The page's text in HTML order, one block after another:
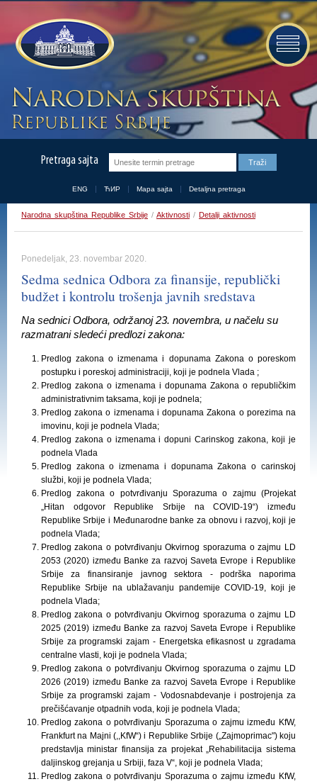
Pretraga sajta
ENG ЋИР Mapa sajta Detaljna pretraga
Narodna skupština Republike Srbije / Aktivnosti / Detalji aktivnosti
Ponedeljak, 23. novembar 2020.
Sedma sednica Odbora za finansije, republički
budžet i kontrolu trošenja javnih sredstava
Na sednici Odbora, održanoj 23. novembra, u načelu su
razmatrani sledeći predlozi zakona:
Predlog zakona o izmenama i dopunama Zakona o poreskom
postupku i poreskoj administraciji, koji je podnela Vlada ;
Predlog zakona o izmenama i dopunama Zakona o republičkim
administrativnim taksama, koji je podnela;
Predlog zakona o izmenama i dopunama Zakona o porezima na
imovinu, koji je podnela Vlada;
Predlog zakona o izmenama i dopuni Carinskog zakona, koji je
podnela Vlada
Predlog zakona o izmenama i dopunama Zakona o carinskoj
službi, koji je podnela Vlada;
Predlog zakona o potvrđivanju Sporazuma o zajmu (Projekat
„Hitan odgovor Republike Srbije na COVID-19“) između
Republike Srbije i Međunarodne banke za obnovu i razvoj, koji je
podnela Vlada;
Predlog zakona o potvrđivanju Okvirnog sporazuma o zajmu LD
2053 (2020) između Banke za razvoj Saveta Evrope i Republike
Srbije za finansiranje javnog sektora - podrška naporima
Republike Srbije na ublažavanju pandemije COVID-19, koji je
podnela Vlada;
Predlog zakona o potvrđivanju Okvirnog sporazuma o zajmu LD
2025 (2019) između Banke za razvoj Saveta Evrope i Republike
Srbije za programski zajam - Energetska efikasnost u zgradama
centralne vlasti, koji je podnela Vlada;
Predlog zakona o potvrđivanju Okvirnog sporazuma o zajmu LD
2026 (2019) između Banke za razvoj Saveta Evrope i Republike
Srbije za programski zajam - Vodosnabdevanje i postrojenja za
prečišćavanje otpadnih voda, koji je podnela Vlada;
Predlog zakona o potvrđivanju Sporazuma o zajmu između KfW,
Frankfurt na Majni (,,KfW“) i Republike Srbije („Zajmoprimac") koju
predstavlja ministar finansija za projekat „Rehabilitacija sistema
daljinskog grejanja u Srbiji, faza V“, koji je podnela Vlada;
Predlog zakona o potvrđivanju Sporazuma o zajmu između KfW,